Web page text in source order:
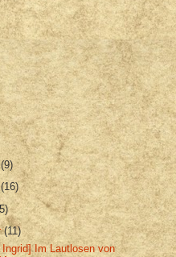
(9)
(16)
(11)
Im Lautlosen von